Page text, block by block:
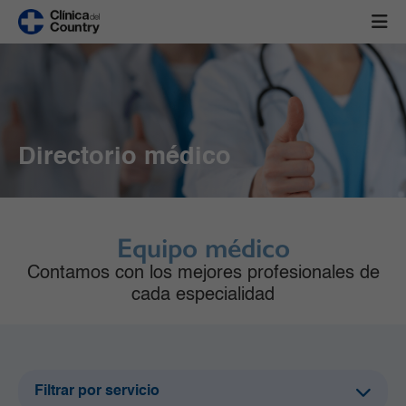
Directorio médico
Equipo médico
Contamos con los mejores profesionales de
cada especialidad
Filtrar por servicio